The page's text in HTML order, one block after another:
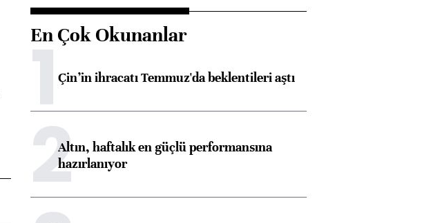
En Çok Okunanlar
1Çin’in ihracatı Temmuz'da beklentileri aştı
2Altın, haftalık en güçlü performansına
hazırlanıyor